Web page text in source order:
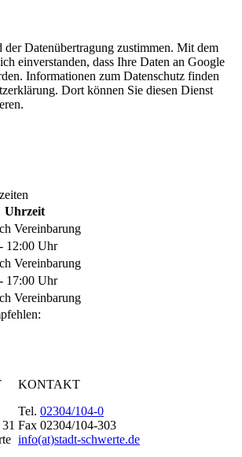
Datenübertragung zustimmen. Mit dem
einverstanden, dass Ihre Daten an Google
Informationen zum Datenschutz finden
Dort können Sie diesen Dienst
Uhrzeit
Vereinbarung
12:00 Uhr
Vereinbarung
17:00 Uhr
Vereinbarung
31
KONTAKT
Tel. 02304/104-0
Fax 02304/104-303
info(at)stadt-schwerte.de